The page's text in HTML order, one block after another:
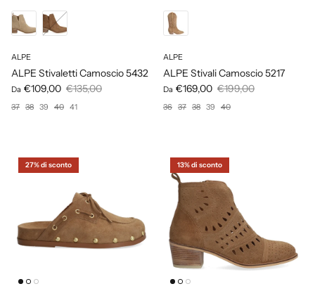
ALPE
ALPE Stivaletti Camoscio 5432
Da €109,00 €135,00
37 38 39 40 41
ALPE
ALPE Stivali Camoscio 5217
Da €169,00 €199,00
36 37 38 39 40
27% di sconto 13% di sconto